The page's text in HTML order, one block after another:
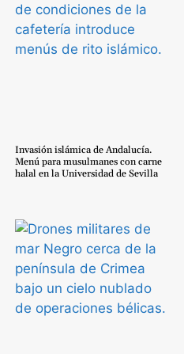
Invasión islámica de Andalucía.
Menú para musulmanes con carne
halal en la Universidad de Sevilla